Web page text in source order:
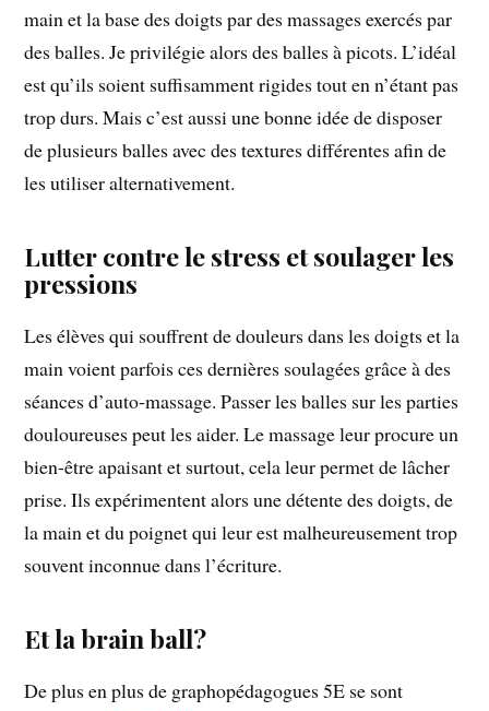
main et la base des doigts par des massages exercés par
des balles. Je privilégie alors des balles à picots. L’idéal
est qu’ils soient suffisamment rigides tout en n’étant pas
trop durs. Mais c’est aussi une bonne idée de disposer
de plusieurs balles avec des textures différentes afin de
les utiliser alternativement.
Lutter contre le stress et soulager les
pressions
Les élèves qui souffrent de douleurs dans les doigts et la
main voient parfois ces dernières soulagées grâce à des
séances d’auto-massage. Passer les balles sur les parties
douloureuses peut les aider. Le massage leur procure un
bien-être apaisant et surtout, cela leur permet de lâcher
prise. Ils expérimentent alors une détente des doigts, de
la main et du poignet qui leur est malheureusement trop
souvent inconnue dans l’écriture.
Et la brain ball?
De plus en plus de graphopédagogues 5E se sont